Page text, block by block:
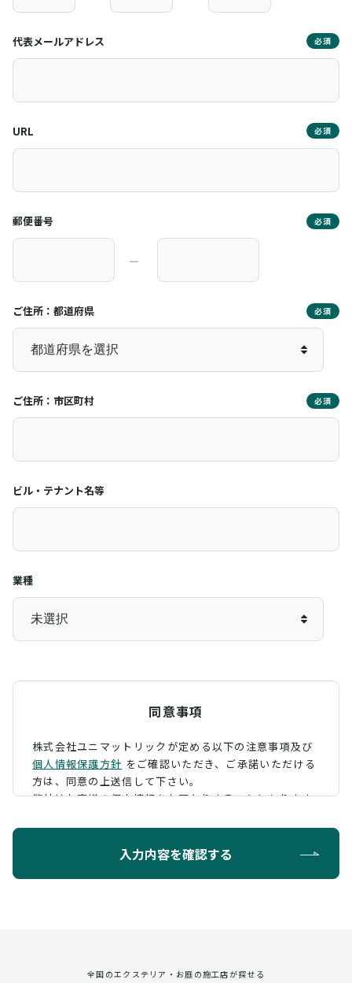
代表メールアドレス 必須
URL 必須
郵便番号 必須
―
ご住所：都道府県 必須
ご住所：市区町村 必須
ビル・テナント名等
業種
同意事項
株式会社ユニマットリックが定める以下の注意事項及び
個人情報保護方針 をご確認いただき、 ご承諾いただける
方は、同意の上送信して下さい。
弊社はお客様の個人情報をお預かりすることになります
ように定め、保護に努めております。
入力内容を確認する
全国のエクステリア・お庭の施工店が探せる